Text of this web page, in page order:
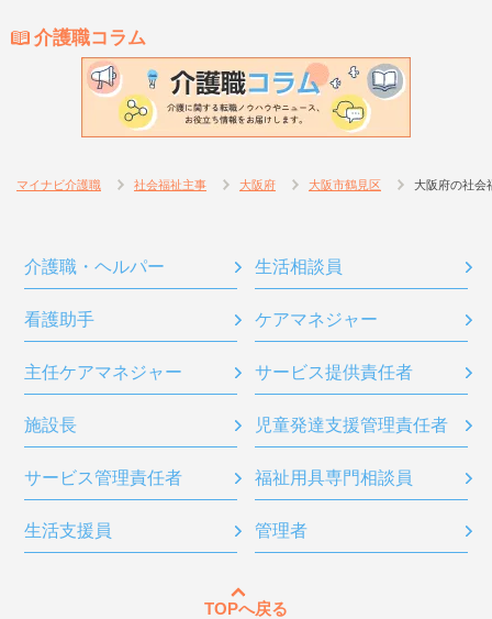
介護職コラム
マイナビ介護職 社会福祉主事 大阪府 大阪市鶴見区 大阪府の社会
介護職・ヘルパー 生活相談員
看護助手 ケアマネジャー
主任ケアマネジャー サービス提供責任者
施設長 児童発達支援管理責任者
サービス管理責任者 福祉用具専門相談員
生活支援員 管理者
TOPへ戻る